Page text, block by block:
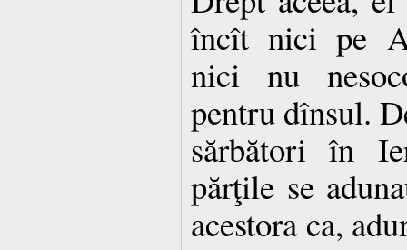
încît nici pe
nici nu
pentru dînsul.
sărbători în
părţile se
acestora ca,